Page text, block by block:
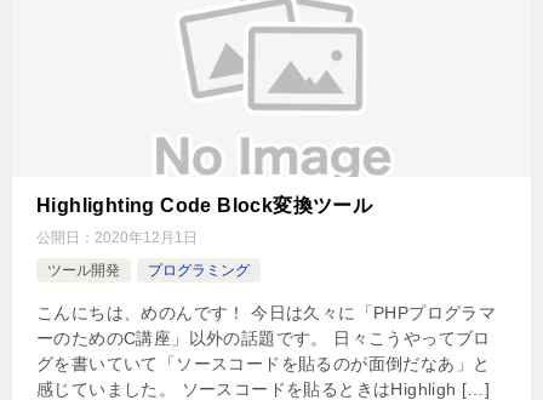
Highlighting Code Block変換ツール
公開日： 2020年12月1日
ツール開発
プログラミング
こんにちは、めのんです！ 今日は久々に「PHPプログラマ
ーのためのC講座」以外の話題です。 日々こうやってブロ
グを書いていて「ソースコードを貼るのが面倒だなあ」と
感じていました。 ソースコードを貼るときはHighligh […]